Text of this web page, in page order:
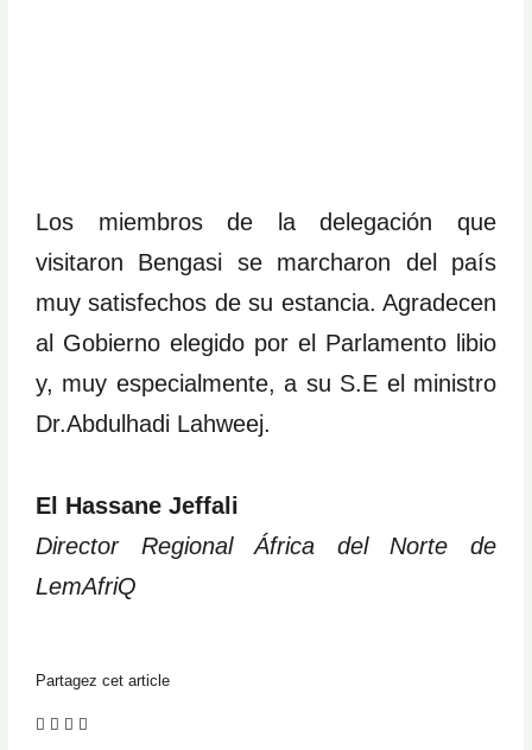
Los miembros de la delegación que
visitaron Bengasi se marcharon del país
muy satisfechos de su estancia. Agradecen
al Gobierno elegido por el Parlamento libio
y, muy especialmente, a su S.E el ministro
Dr.Abdulhadi Lahweej.
El Hassane Jeffali
Director Regional África del Norte de
LemAfriQ
Partagez cet article